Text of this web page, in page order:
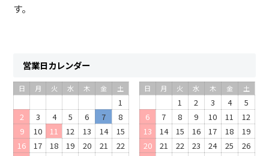
す。
営業日カレンダー
日 月 火 水 木 金 土
1
2
3 4 5 6 7
8
9
10 11 12 13 14
15
16
17 18 19 20 21
22
日 月 火 水 木 金 土
1 2 3 4
5
6
7 8 9 10 11
12
13
14 15 16 17 18
19
20
21 22 23 24 25
26